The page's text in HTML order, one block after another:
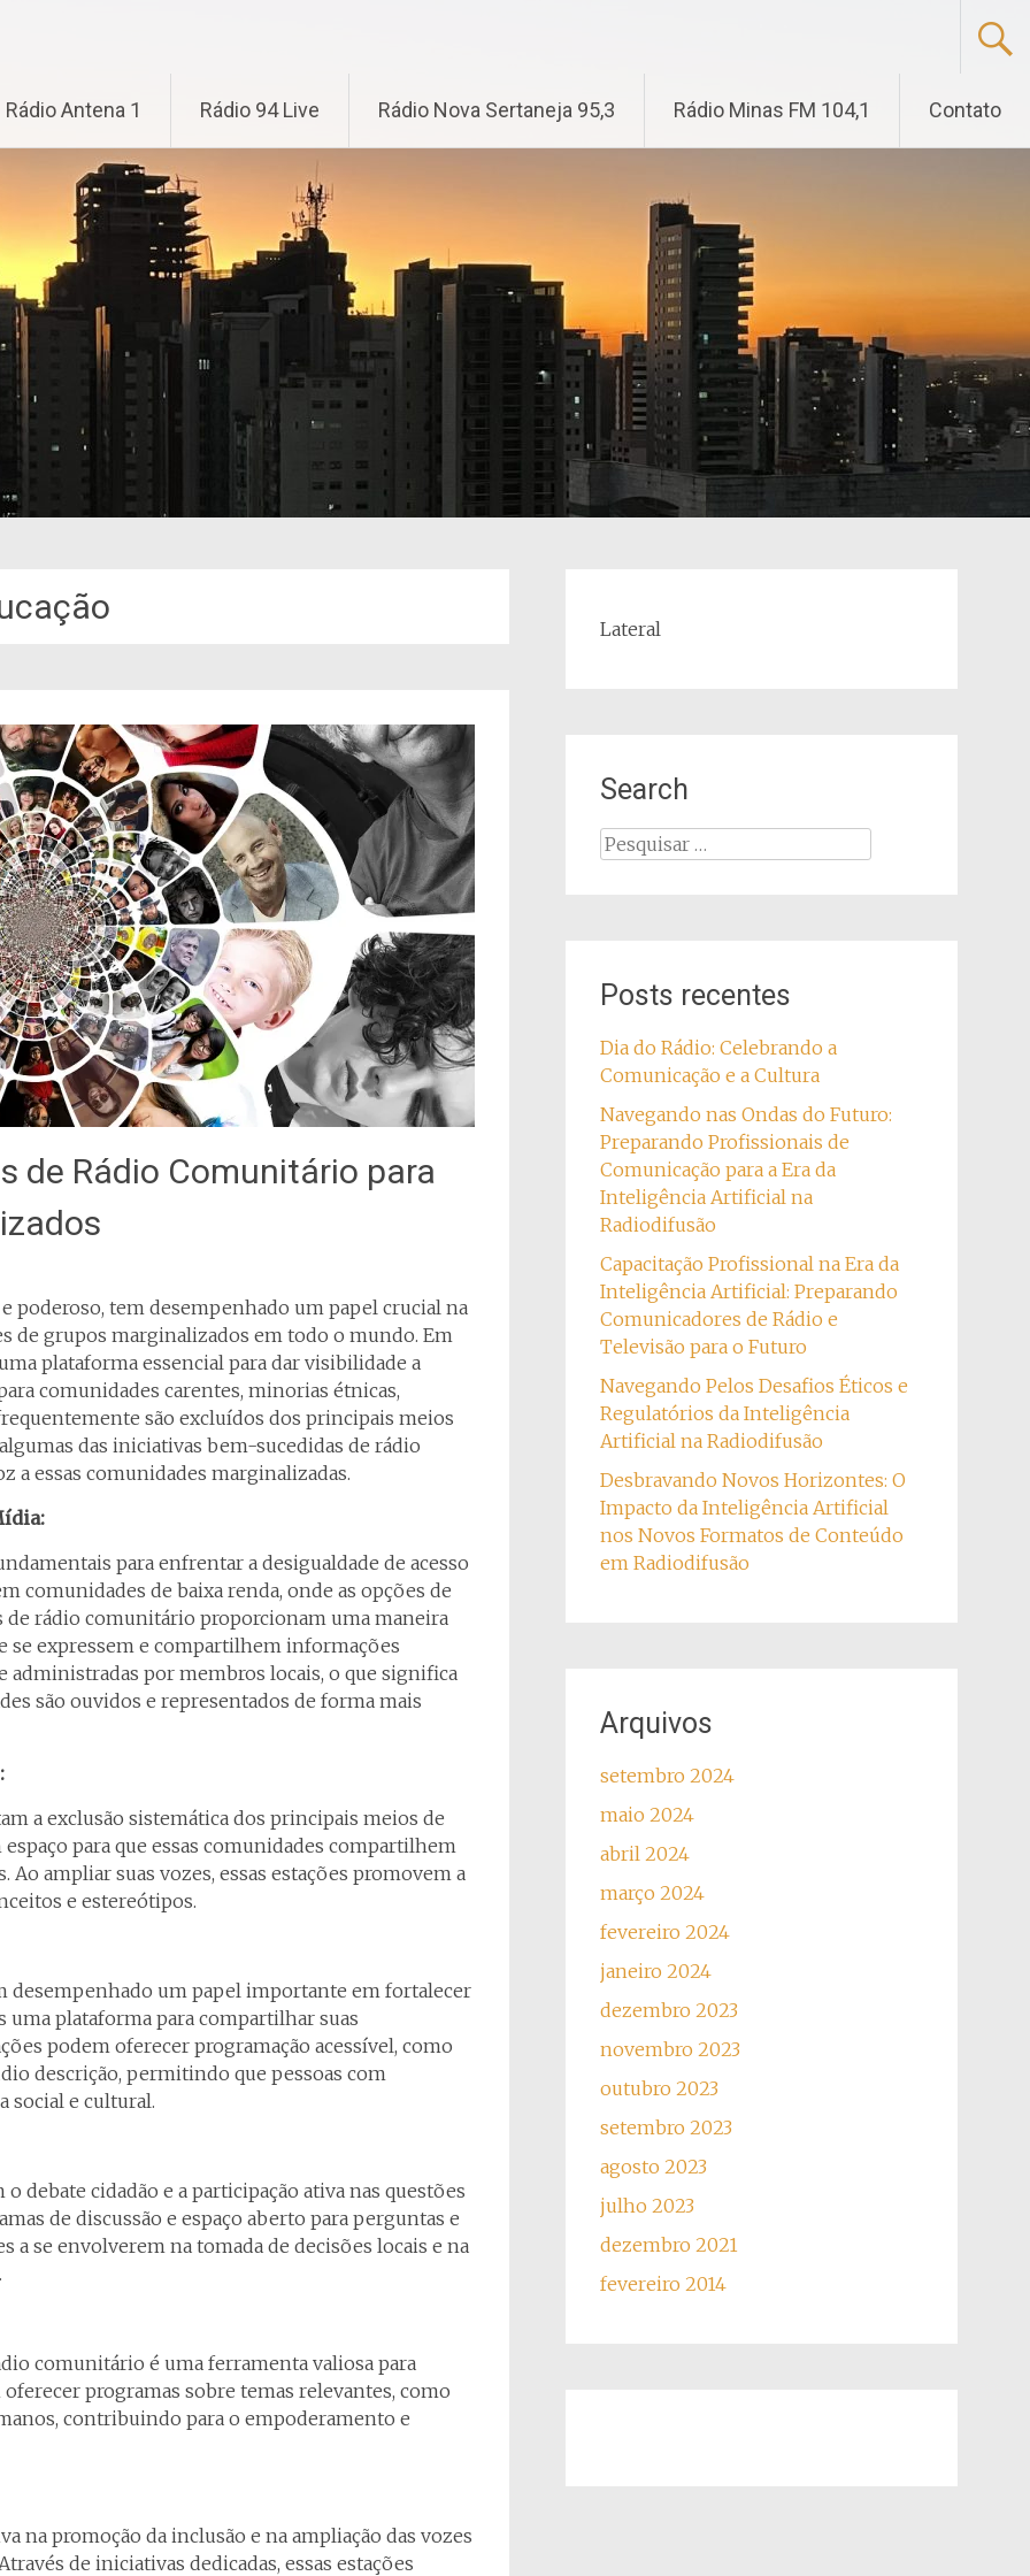
Rádio Antena 1 Rádio 94 Live Rádio Nova Sertaneja 95,3 Rádio Minas FM 104,1 Contato
de Rádio Comunitário para
poderoso, tem desempenhado um papel crucial na
de grupos marginalizados em todo o mundo. Em
plataforma essencial para dar visibilidade a
comunidades carentes, minorias étnicas,
são excluídos dos principais meios
das iniciativas bem-sucedidas de rádio
a essas comunidades marginalizadas.
para enfrentar a desigualdade de acesso
comunidades de baixa renda, onde as opções de
de rádio comunitário proporcionam uma maneira
se expressem e compartilhem informações
administradas por membros locais, o que significa
são ouvidos e representados de forma mais
a exclusão sistemática dos principais meios de
para que essas comunidades compartilhem
ampliar suas vozes, essas estações promovem a
e estereótipos.
desempenhado um papel importante em fortalecer
plataforma para compartilhar suas
podem oferecer programação acessível, como
descrição, permitindo que pessoas com
social e cultural.
cidadão e a participação ativa nas questões
de discussão e espaço aberto para perguntas e
a se envolverem na tomada de decisões locais e na
comunitário é uma ferramenta valiosa para
programas sobre temas relevantes, como
contribuindo para o empoderamento e
na promoção da inclusão e na ampliação das vozes
de iniciativas dedicadas, essas estações
Lateral
Search
Pesquisar
Posts recentes
Dia do Rádio: Celebrando a
Comunicação e a Cultura
Navegando nas Ondas do Futuro:
Preparando Profissionais de
Comunicação para a Era da
Inteligência Artificial na
Radiodifusão
Capacitação Profissional na Era da
Inteligência Artificial: Preparando
Comunicadores de Rádio e
Televisão para o Futuro
Navegando Pelos Desafios Éticos e
Regulatórios da Inteligência
Artificial na Radiodifusão
Desbravando Novos Horizontes: O
Impacto da Inteligência Artificial
nos Novos Formatos de Conteúdo
em Radiodifusão
Arquivos
setembro 2024
maio 2024
abril 2024
março 2024
fevereiro 2024
janeiro 2024
dezembro 2023
novembro 2023
outubro 2023
setembro 2023
agosto 2023
julho 2023
dezembro 2021
fevereiro 2014